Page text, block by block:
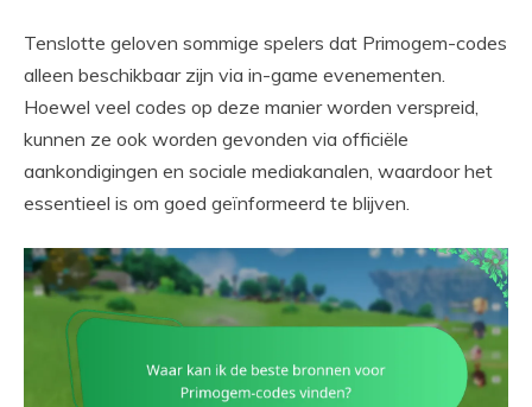
Tenslotte geloven sommige spelers dat Primogem-codes
alleen beschikbaar zijn via in-game evenementen.
Hoewel veel codes op deze manier worden verspreid,
kunnen ze ook worden gevonden via officiële
aankondigingen en sociale mediakanalen, waardoor het
essentieel is om goed geïnformeerd te blijven.